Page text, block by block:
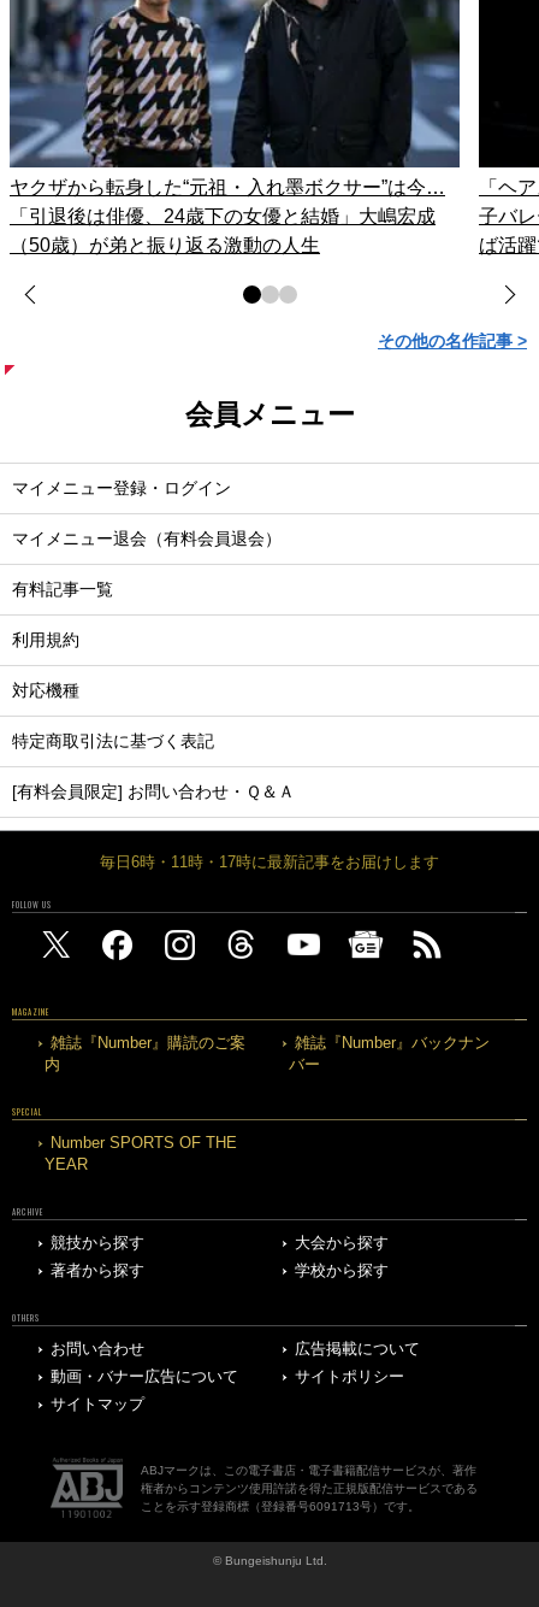
ヤクザから転身した“元祖・入れ墨ボクサー”は今…
「引退後は俳優、24歳下の女優と結婚」大嶋宏成
（50歳）が弟と振り返る激動の人生
「ヘ
子バ
ば活
その他の名作記事 >
会員メニュー
マイメニュー登録・ログイン
マイメニュー退会（有料会員退会）
有料記事一覧
利用規約
対応機種
特定商取引法に基づく表記
[有料会員限定] お問い合わせ・Ｑ＆Ａ
毎日6時・11時・17時に最新記事をお届けします
FOLLOW US
MAGAZINE
雑誌『Number』購読のご案
内
雑誌『Number』バックナン
バー
SPECIAL
Number SPORTS OF THE
YEAR
ARCHIVE
競技から探す
大会から探す
著者から探す
学校から探す
OTHERS
お問い合わせ
広告掲載について
動画・バナー広告について
サイトポリシー
サイトマップ
ABJマークは、この電子書店・電子書籍配信サービスが、著作
権者からコンテンツ使用許諾を得た正規版配信サービスである
ことを示す登録商標（登録番号6091713号）です。
© Bungeishunju Ltd.